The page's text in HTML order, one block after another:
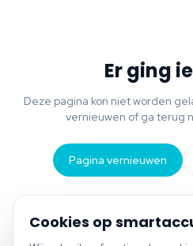
Cookies op
Er ging
Deze pagina kon niet worden
vernieuwen of ga terug
Pagina vernieuwen